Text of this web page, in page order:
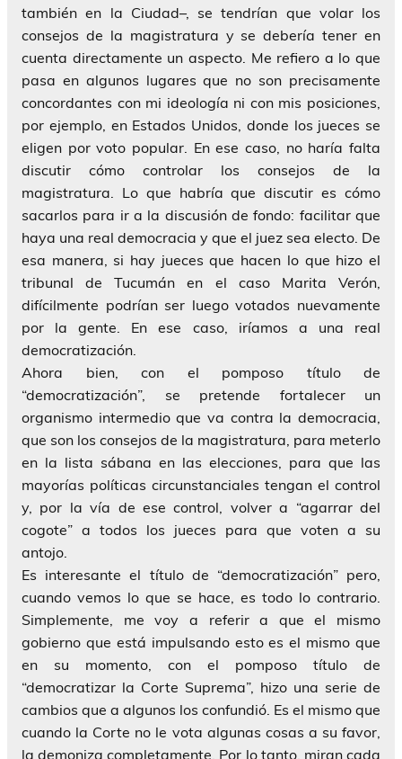
también en la Ciudad–, se tendrían que volar los
consejos de la magistratura y se debería tener en
cuenta directamente un aspecto. Me refiero a lo que
pasa en algunos lugares que no son precisamente
concordantes con mi ideología ni con mis posiciones,
por ejemplo, en Estados Unidos, donde los jueces se
eligen por voto popular. En ese caso, no haría falta
discutir cómo controlar los consejos de la
magistratura. Lo que habría que discutir es cómo
sacarlos para ir a la discusión de fondo: facilitar que
haya una real democracia y que el juez sea electo. De
esa manera, si hay jueces que hacen lo que hizo el
tribunal de Tucumán en el caso Marita Verón,
difícilmente podrían ser luego votados nuevamente
por la gente. En ese caso, iríamos a una real
democratización.
Ahora bien, con el pomposo título de
“democratización”, se pretende fortalecer un
organismo intermedio que va contra la democracia,
que son los consejos de la magistratura, para meterlo
en la lista sábana en las elecciones, para que las
mayorías políticas circunstanciales tengan el control
y, por la vía de ese control, volver a “agarrar del
cogote” a todos los jueces para que voten a su
antojo.
Es interesante el título de “democratización” pero,
cuando vemos lo que se hace, es todo lo contrario.
Simplemente, me voy a referir a que el mismo
gobierno que está impulsando esto es el mismo que
en su momento, con el pomposo título de
“democratizar la Corte Suprema”, hizo una serie de
cambios que a algunos los confundió. Es el mismo que
cuando la Corte no le vota algunas cosas a su favor,
la demoniza completamente. Por lo tanto, miran cada